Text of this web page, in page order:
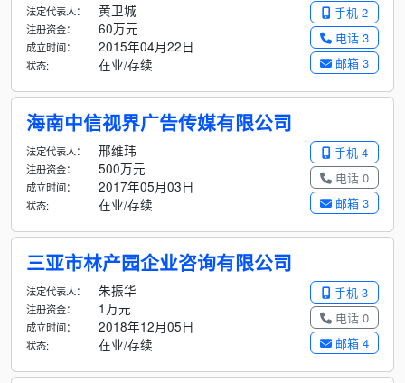
手机 2
电话 3
邮箱 3
法定代表人： 黄卫城
注册资金： 60万元
成立时间： 2015年04月22日
状态: 在业/存续
海南中信视界广告传媒有限公司
手机 4
电话 0
邮箱 3
法定代表人： 邢维玮
注册资金： 500万元
成立时间： 2017年05月03日
状态: 在业/存续
三亚市林产园企业咨询有限公司
手机 3
电话 0
邮箱 4
法定代表人： 朱振华
注册资金： 1万元
成立时间： 2018年12月05日
状态: 在业/存续